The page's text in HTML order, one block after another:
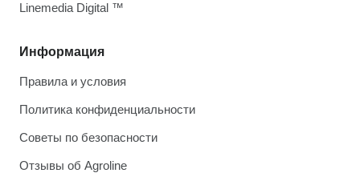
Информация
Правила и условия
Политика конфиденциальности
Советы по безопасности
Отзывы об Agroline
Linemedia Digital ™